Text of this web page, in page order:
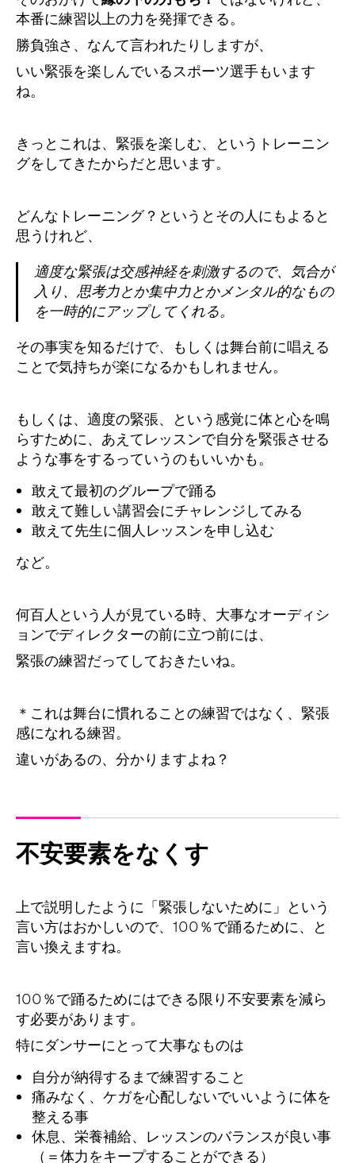
本番に練習以上の力を発揮できる。
勝負強さ、なんて言われたりしますが、
いい緊張を楽しんでいるスポーツ選手もいます
ね。
きっとこれは、緊張を楽しむ、というトレーニン
グをしてきたからだと思います。
どんなトレーニング？というとその人にもよると
思うけれど、
適度な緊張は交感神経を刺激するので、気合が
入り、思考力とか集中力とかメンタル的なもの
を一時的にアップしてくれる。
その事実を知るだけで、もしくは舞台前に唱える
ことで気持ちが楽になるかもしれません。
もしくは、適度の緊張、という感覚に体と心を鳴
らすために、あえてレッスンで自分を緊張させる
ような事をするっていうのもいいかも。
敢えて最初のグループで踊る
敢えて難しい講習会にチャレンジしてみる
敢えて先生に個人レッスンを申し込む
など。
何百人という人が見ている時、大事なオーディシ
ョンでディレクターの前に立つ前には、
緊張の練習だってしておきたいね。
＊これは舞台に慣れることの練習ではなく、緊張
感になれる練習。
違いがあるの、分かりますよね？
不安要素をなくす
上で説明したように「緊張しないために」という
言い方はおかしいので、100％で踊るために、と
言い換えますね。
100％で踊るためにはできる限り不安要素を減ら
す必要があります。
特にダンサーにとって大事なものは
自分が納得するまで練習すること
痛みなく、ケガを心配しないでいいように体を
整える事
休息、栄養補給、レッスンのバランスが良い事
（＝体力をキープすることができる）